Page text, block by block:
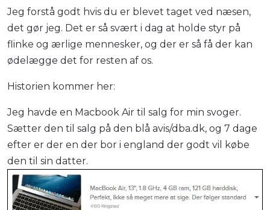
Jeg forstå godt hvis du er blevet taget ved næsen,
det gør jeg. Det er så svært i dag at holde styr på
flinke og ærlige mennesker, og der er så få der kan
ødelægge det for resten af os.
Historien kommer her:
Jeg havde en Macbook Air til salg for min svoger.
Sætter den til salg på den blå avis/dba.dk, og 7 dage
efter er der en der bor i england der godt vil købe
den til sin datter.